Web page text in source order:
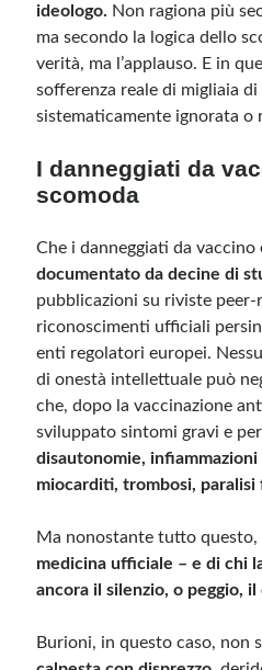
ideologo. Non ragiona più
ma secondo la logica dello
verità, ma l’applauso. E in
sofferenza reale di migliaia
sistematicamente ignorata o
I danneggiati da
scomoda
Che i danneggiati da vaccino
documentato da decine di
pubblicazioni su riviste peer-
riconoscimenti ufficiali
enti regolatori europei.
di onestà intellettuale può
che, dopo la vaccinazione
sviluppato sintomi gravi e
disautonomie,
miocarditi, trombosi, paralisi
Ma nonostante tutto questo,
medicina ufficiale – e di chi
ancora il silenzio, o peggio, il
Burioni, in questo caso, non